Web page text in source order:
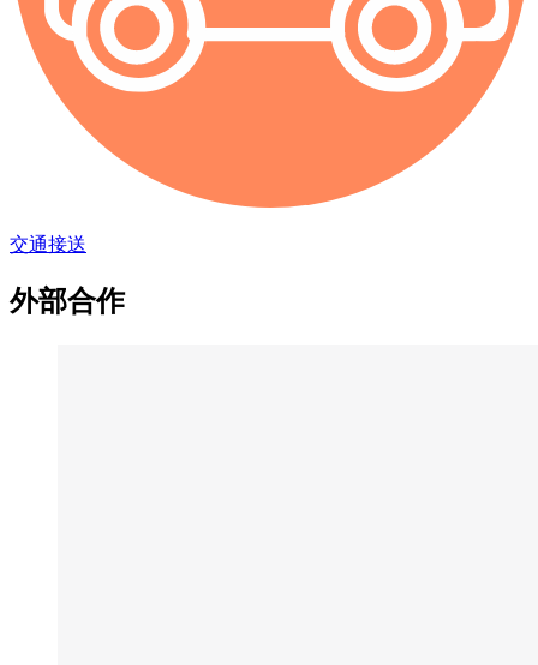
交通接送
外部合作